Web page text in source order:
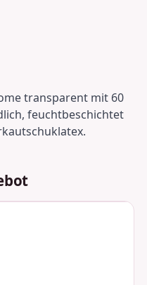
transparent mit 60
feuchtbeschichtet